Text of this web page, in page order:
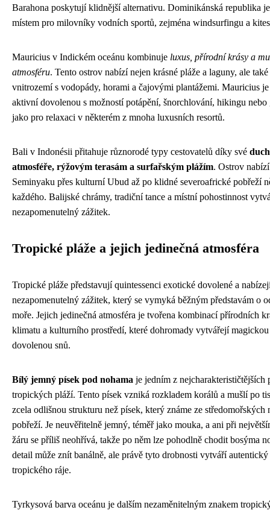
Barahona poskytují klidnější alternativu. Dominikánská republika
místem pro milovníky vodních sportů, zejména windsurfingu a
Mauricius v Indickém oceánu kombinuje luxus, přírodní krásy a
atmosféru. Tento ostrov nabízí nejen krásné pláže a laguny, ale
vnitrozemí s vodopády, horami a čajovými plantážemi. Mauricius
aktivní dovolenou s možností potápění, šnorchlování, hikingu nebo
jako pro relaxaci v některém z mnoha luxusních resortů.
Bali v Indonésii přitahuje různorodé typy cestovatelů díky své
atmosféře, rýžovým terasám a surfařským plážím. Ostrov
Seminyaku přes kulturní Ubud až po klidné severoafrické pobřeží
každého. Balijské chrámy, tradiční tance a místní pohostinnost
nezapomenutelný zážitek.
Tropické pláže a jejich jedinečná atmosféra
Tropické pláže představují quintessenci exotické dovolené a
nezapomenutelný zážitek, který se vymyká běžným představám o
moře. Jejich jedinečná atmosféra je tvořena kombinací přírodních
klimatu a kulturního prostředí, které dohromady vytvářejí
dovolenou snů.
Bílý jemný písek pod nohama je jedním z nejcharakterističtějších
tropických pláží. Tento písek vzniká rozkladem korálů a mušlí po
zcela odlišnou strukturu než písek, který známe ze středomořských
pobřeží. Je neuvěřitelně jemný, téměř jako mouka, a ani při
žáru se příliš neohřívá, takže po něm lze pohodlně chodit bosýma
detail může znít banálně, ale právě tyto drobnosti vytváří
tropického ráje.
Tyrkysová barva oceánu je dalším nezaměnitelným znakem